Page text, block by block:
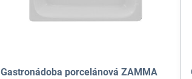
Gastronádoba porcelánová ZAMMA